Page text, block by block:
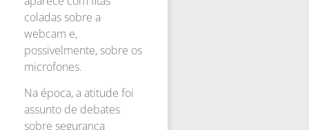
coladas sobre a
webcam e,
possivelmente, sobre os
microfones.
Na época, a atitude foi
assunto de debates
sobre segurança